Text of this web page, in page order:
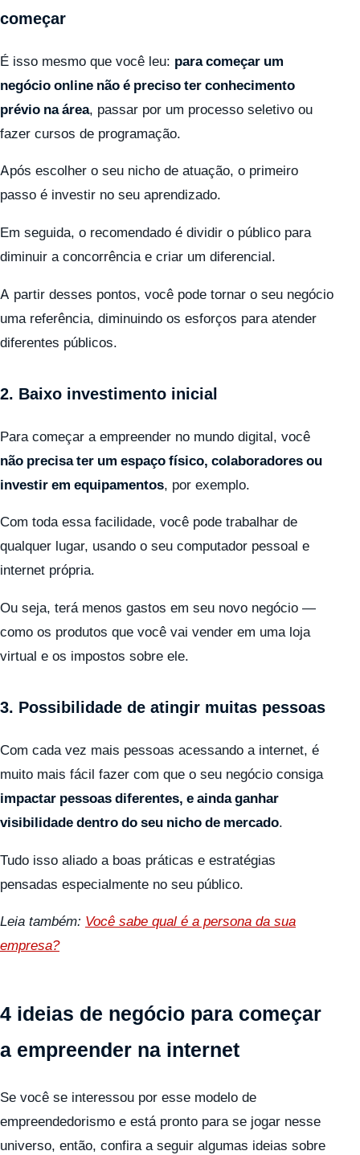
começar
É isso mesmo que você leu: para começar um
negócio online não é preciso ter conhecimento
prévio na área, passar por um processo seletivo ou
fazer cursos de programação.
Após escolher o seu nicho de atuação, o primeiro
passo é investir no seu aprendizado.
Em seguida, o recomendado é dividir o público para
diminuir a concorrência e criar um diferencial.
A partir desses pontos, você pode tornar o seu negócio
uma referência, diminuindo os esforços para atender
diferentes públicos.
2. Baixo investimento inicial
Para começar a empreender no mundo digital, você
não precisa ter um espaço físico, colaboradores ou
investir em equipamentos, por exemplo.
Com toda essa facilidade, você pode trabalhar de
qualquer lugar, usando o seu computador pessoal e
internet própria.
Ou seja, terá menos gastos em seu novo negócio —
como os produtos que você vai vender em uma loja
virtual e os impostos sobre ele.
3. Possibilidade de atingir muitas pessoas
Com cada vez mais pessoas acessando a internet, é
muito mais fácil fazer com que o seu negócio consiga
impactar pessoas diferentes, e ainda ganhar
visibilidade dentro do seu nicho de mercado.
Tudo isso aliado a boas práticas e estratégias
pensadas especialmente no seu público.
Leia também: Você sabe qual é a persona da sua
empresa?
4 ideias de negócio para começar
a empreender na internet
Se você se interessou por esse modelo de
empreendedorismo e está pronto para se jogar nesse
universo, então, confira a seguir algumas ideias sobre